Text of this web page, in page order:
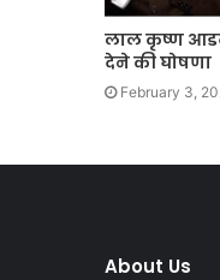
लाल कृष्ण
देने की घोषणा
February 3,
About Us